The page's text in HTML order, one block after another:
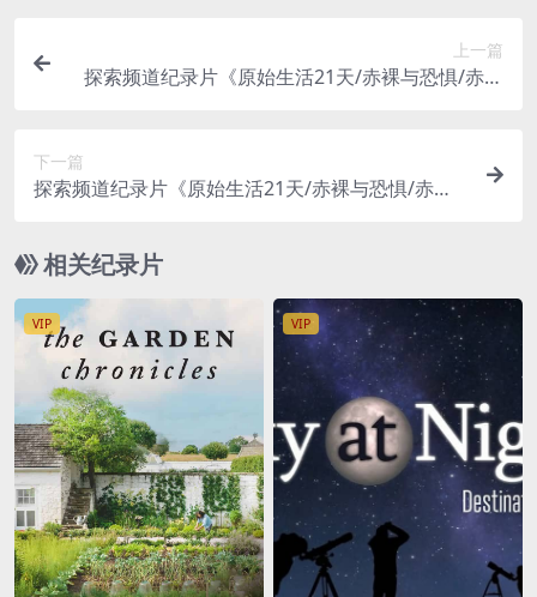
上一篇
探索频道纪录片《原始生活21天/赤裸与恐惧/赤裸
下一篇
探索频道纪录片《原始生活21天/赤裸与恐惧/赤裸
英语中英双字 无水印纯净版 高码1080P/MKV/40.2
G相关纪录片
VIP VIP